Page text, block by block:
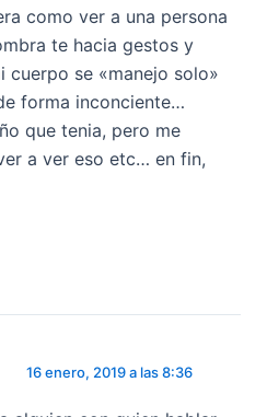
como ver a una persona
te hacia gestos y
cuerpo se «manejo solo»
forma inconciente…
que tenia, pero me
a ver eso etc… en fin,
16 enero, 2019 a las 8:36